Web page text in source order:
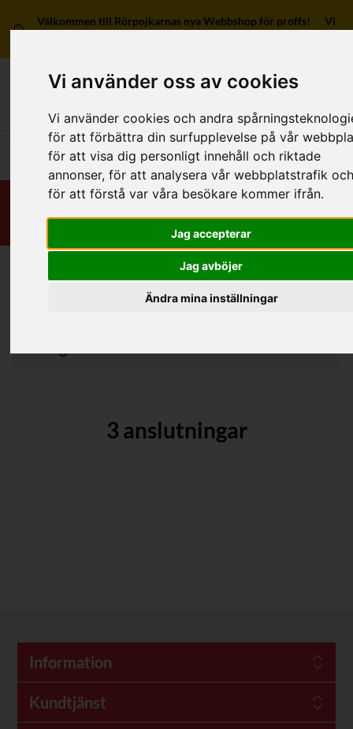
Vi använder oss av cookies
Vi använder cookies och andra
för att förbättra din surfupplevelse på vår
för att visa dig personligt innehåll och riktade
annonser, för att analysera vår webbplatstrafik
för att förstå var våra besökare kommer ifrån.
Jag accepterar
Jag avböjer
Ändra mina inställningar
Välkommen till Rörpojkarnas nya Webbshop för proffs! Vi
Huvudmeny
/ RSK-Kategorier / Rördelar & Kopplingar
/
Av övriga material / 3 anslutningar
3 anslutningar
Information
Kundtjänst